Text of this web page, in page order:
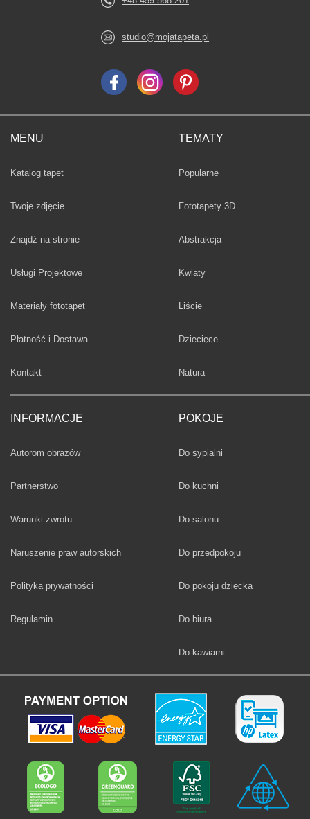
MENU
Katalog tapet
Twoje zdjęcie
Znajdż na stronie
Usługi Projektowe
Materiały fototapet
Płatność i Dostawa
Kontakt
INFORMACJE
Autorom obrazów
Partnerstwo
Warunki zwrotu
Naruszenie praw autorskich
Polityka prywatności
Regulamin
TEMATY
Fototapety
Popularne
Fototapety 3D
Fototapety
Abstrakcja
Fototapety
Kwiaty
Fototapety
Liście
Fototapety
Dziecięce
Fototapety
Natura
POKOJE
Fototapety
Do sypialni
Fototapety
Do kuchni
Fototapety
Do salonu
Fototapety
Do przedpokoju
Fototapety
Do pokoju dziecka
Fototapety
Do biura
Fototapety
Do kawiarni
studio@mojatapeta.pl